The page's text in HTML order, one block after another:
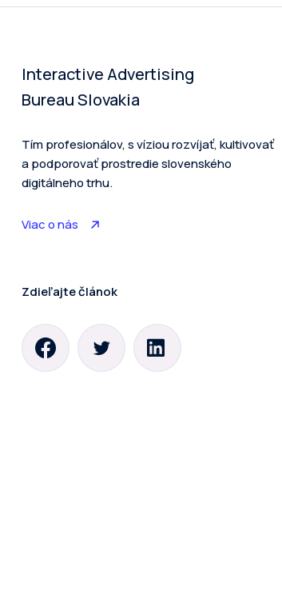
Interactive Advertising
Bureau Slovakia
Tím profesionálov, s víziou rozvíjať, kultivovať
a podporovať prostredie slovenského
digitálneho trhu.
Viac o nás
Zdieľajte článok